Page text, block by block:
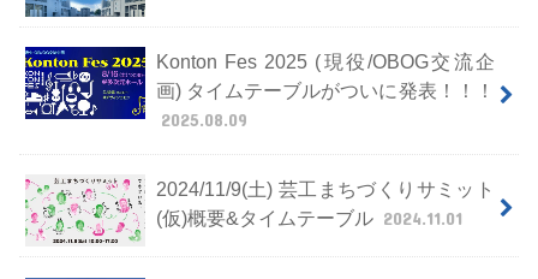
Konton Fes 2025 (現役/OBOG交流企
画) タイムテーブルがついに発表！！！
2025.08.09
2024/11/9(土) 芸工まちづくりサミット
(仮)概要&タイムテーブル 2024.11.01